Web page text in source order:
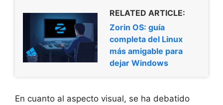
RELATED ARTICLE:
Zorin OS: guía
completa del Linux
más amigable para
dejar Windows
En cuanto al aspecto visual, se ha debatido